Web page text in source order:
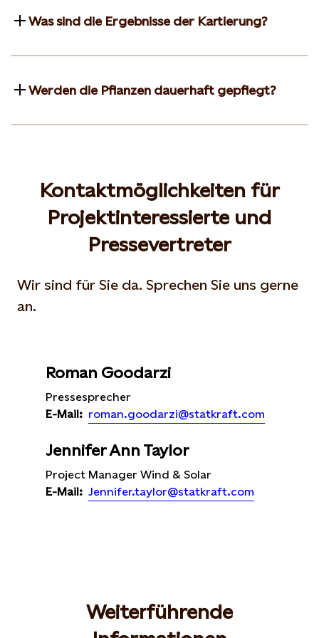
Was sind die Ergebnisse der Kartierung?
Werden die Pflanzen dauerhaft gepflegt?
Kontaktmöglichkeiten für
Projektinteressierte und
Pressevertreter
Wir sind für Sie da. Sprechen Sie uns gerne
an.
Roman Goodarzi
Pressesprecher
E-Mail: roman.goodarzi@statkraft.com
Jennifer Ann Taylor
Project Manager Wind & Solar
E-Mail: Jennifer.taylor@statkraft.com
Weiterführende